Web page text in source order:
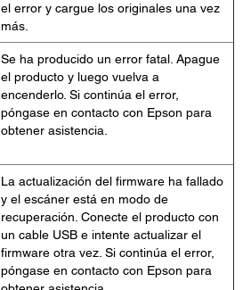
el error y cargue los originales una vez
más.
Se ha producido un error fatal. Apague
el producto y luego vuelva a
encenderlo. Si continúa el error,
póngase en contacto con Epson para
obtener asistencia.
La actualización del firmware ha fallado
y el escáner está en modo de
recuperación. Conecte el producto con
un cable USB e intente actualizar el
firmware otra vez. Si continúa el error,
póngase en contacto con Epson para